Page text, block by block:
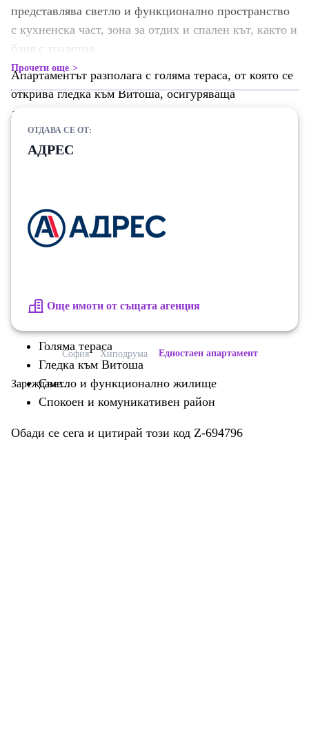
представлява светло и функционално пространство
с кухненска част, зона за отдих и спален кът, както и
баня с тоалетна.
Апартаментът разполага с голяма тераса, от която се
открива гледка към Витоша, осигуряваща
допълнително пространство за отдих и релакс.
Имотът е подходящ за един човек или двойка,
търсещи спокойствие и комфорт в добре уреден
район с добре развита инфраструктура, в близост до
паркове, магазини, спирки на градски транспорт и
други удобства, осигуряващи бърз достъп до
Жилището се намира в поддържана сграда с
добри общи части.
Голяма тераса
Гледка към Витоша
Светло и функционално жилище
Спокоен и комуникативен район
Обади се сега и цитирай този код Z-694796
Прочети още
ОТДАВА СЕ ОТ:
АДРЕС
Още имоти от същата агенция
София Хиподрума Едностаен апартамент
Зареждаме...